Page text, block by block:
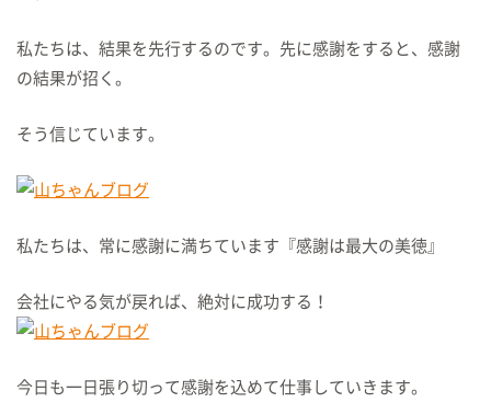
私たちは、結果を先行するのです。先に感謝をすると、感謝
の結果が招く。
そう信じています。
私たちは、常に感謝に満ちています『感謝は最大の美徳』
会社にやる気が戻れば、絶対に成功する！
今日も一日張り切って感謝を込めて仕事していきます。